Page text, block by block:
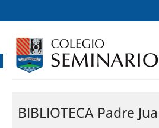
BIBLIOTECA Padre